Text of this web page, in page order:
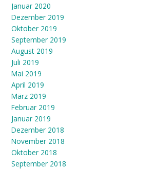
Januar 2020
Dezember 2019
Oktober 2019
September 2019
August 2019
Juli 2019
Mai 2019
April 2019
März 2019
Februar 2019
Januar 2019
Dezember 2018
November 2018
Oktober 2018
September 2018